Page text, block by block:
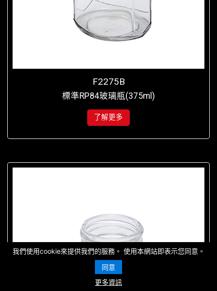
F2275B
標準RP84玻璃瓶(375ml)
了解更多
我們使用cookie來提供我們的服務。 使用本網站即表示您同意。
同意
更多資訊